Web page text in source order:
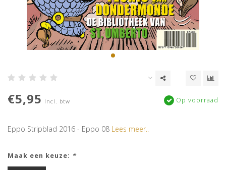
€5,95 Incl. btw Op voorraad
Eppo Stripblad 2016 - Eppo 08 Lees meer..
Maak een keuze: *